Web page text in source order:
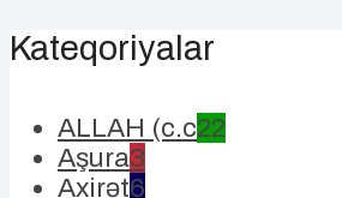
Kateqoriyalar
ALLAH (c.c22
Aşura3
Axirət6